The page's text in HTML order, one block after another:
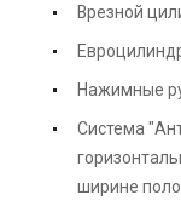
Врезной
Нажимные
Система
ширине